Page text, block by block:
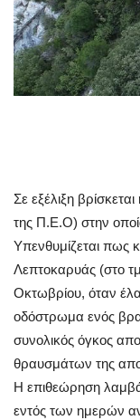
Σε εξέλιξη
της Π.Ε.Ο) στην
Υπενθυμίζεται πως
Λεπτοκαρυάς (στο
Οκτωβρίου, όταν
οδόστρωμα ενός
συνολικός όγκος
θραυσμάτων της
Η επιθεώρηση
εντός των ημερών